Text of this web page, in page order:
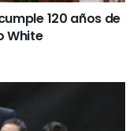
120 años de
White